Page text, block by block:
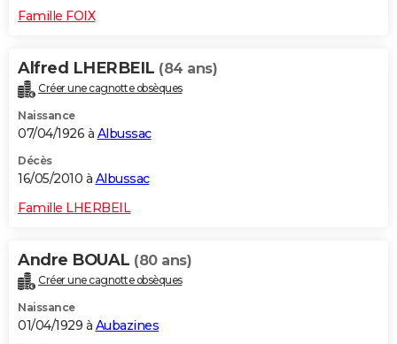
Famille FOIX
Alfred LHERBEIL (84 ans)
Créer une cagnotte obsèques
Naissance
07/04/1926 à Albussac
Décès
16/05/2010 à Albussac
Famille LHERBEIL
Andre BOUAL (80 ans)
Créer une cagnotte obsèques
Naissance
01/04/1929 à Aubazines